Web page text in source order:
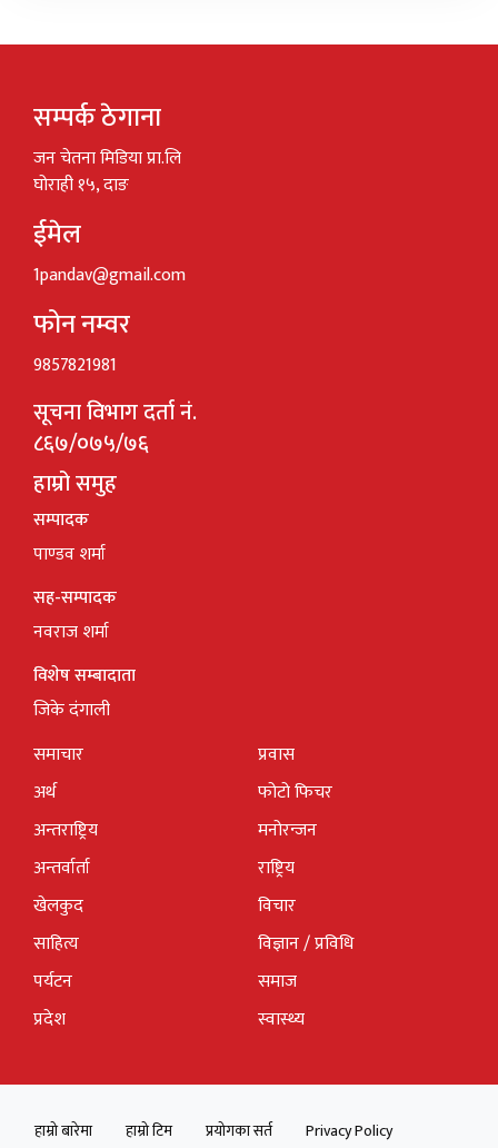
सम्पर्क ठेगाना
जन चेतना मिडिया प्रा.लि
घोराही १५, दाङ
ईमेल
1pandav@gmail.com
फोन नम्वर
9857821981
सूचना विभाग दर्ता नं.
८६७/०७५/७६
हाम्रो समुह
सम्पादक
पाण्डव शर्मा
सह-सम्पादक
नवराज शर्मा
विशेष सम्बादाता
जिके दंगाली
समाचार
अर्थ
अन्तराष्ट्रिय
अन्तर्वार्ता
खेलकुद
साहित्य
पर्यटन
प्रदेश
प्रवास
फोटो फिचर
मनोरन्जन
राष्ट्रिय
विचार
विज्ञान / प्रविधि
समाज
स्वास्थ्य
हाम्रो बारेमा हाम्रो टिम प्रयोगका सर्त Privacy Policy